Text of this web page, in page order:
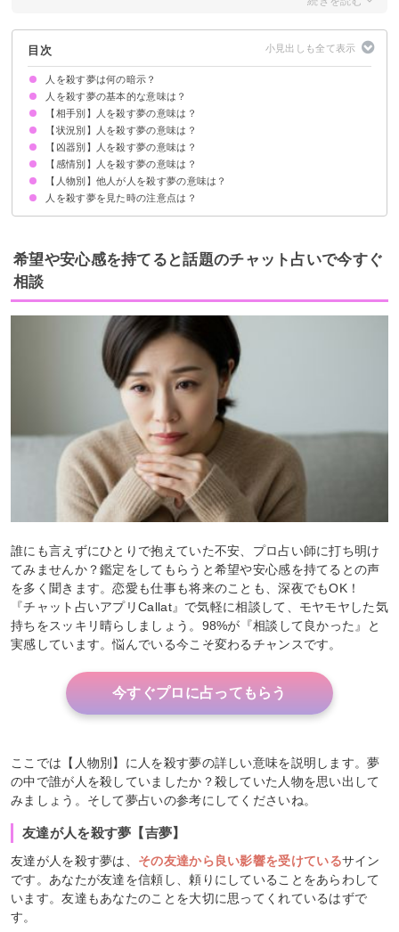
目次
人を殺す夢は何の暗示？
人を殺す夢の基本的な意味は？
①強いストレスの暗示
②逃避願望の暗示
③問題が解決する暗示
状況によって意味が決まる
【相手別】人を殺す夢の意味は？
知らない人を殺す夢【吉夢】
友達を殺す夢【警告夢】
親を殺す夢【吉夢】
恋人（彼氏・彼女）を殺す夢【警告夢】
上司を殺す夢【吉夢】
同僚を殺す夢【吉夢】
兄弟を殺す夢【吉夢】
姉妹を殺す夢【吉夢】
子供を殺す夢【警告夢】
嫌いな人を殺す夢【警告夢】
【状況別】人を殺す夢の意味は？
人を殺して捕まる夢【凶夢】
人を殺して逃げる夢【願望夢】
人を殺して隠す夢【警告夢】
人を殺そうとする夢【願望夢】
人を殺してバラバラにする夢【吉夢】
人を突き落として殺す夢【凶夢】
人を殺すのを見る夢【警告夢】
リアルな人を殺す夢【警告夢】
正当防衛で人を殺す夢【警告夢】
人を殺そうするが失敗する夢【警告夢】
人をたくさん殺す夢【吉夢】
人を殺して血が流れる夢【吉夢】
【凶器別】人を殺す夢の意味は？
ナイフ(包丁)で人を殺す夢【警告夢】
銃で人を殺す夢【警告夢】
火事で人を殺す夢【吉夢】
鎌で人を殺す夢【警告夢】
事故で人を殺す夢【警告夢】
【感情別】人を殺す夢の意味は？
人を殺して後悔する夢【吉夢】
人を殺してスッキリする夢【吉夢】
人を殺してスッキリしない夢【警告夢】
【人物別】他人が人を殺す夢の意味は？
友達が人を殺す夢【吉夢】
家族が人を殺す夢【警告夢】
恋人が人を殺す夢【警告夢】
好きな人が人を殺す夢【凶夢】
知人が人を殺す夢【吉夢】
人を殺す夢を見た時の注意点は？
十分な休息を取る
他者の協力を得ながら問題と立ち向かう
希望や安心感を持てると話題のチャット占いで今すぐ
相談
誰にも言えずにひとりで抱えていた不安、プロ占い師に打ち明け
てみませんか？鑑定をしてもらうと希望や安心感を持てるとの声
を多く聞きます。恋愛も仕事も将来のことも、深夜でもOK！
『チャット占いアプリCallat』で気軽に相談して、モヤモヤした気
持ちをスッキリ晴らしましょう。98%が『相談して良かった』と
実感しています。悩んでいる今こそ変わるチャンスです。
今すぐプロに占ってもらう
ここでは【人物別】に人を殺す夢の詳しい意味を説明します。夢
の中で誰が人を殺していましたか？殺していた人物を思い出して
みましょう。そして夢占いの参考にしてくださいね。
友達が人を殺す夢【吉夢】
友達が人を殺す夢は、 その友達から良い影響を受けているサイン
です。あなたが友達を信頼し、頼りにしていることをあらわして
います。友達もあなたのことを大切に思ってくれているはずで
す。